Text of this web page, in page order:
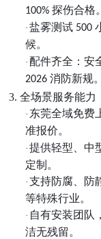
100%探伤合格。
· 盐雾测试 500
候。
· 配件齐全：安
2026消防新规。
3. 全场景服务能力
· 东莞全域免费
准报价。
· 提供轻型、中
定制。
· 支持防腐、防
等特殊行业。
· 自有安装团队
洁无残留。